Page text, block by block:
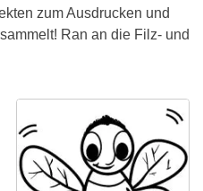
zum Ausdrucken und
Ran an die Filz- und